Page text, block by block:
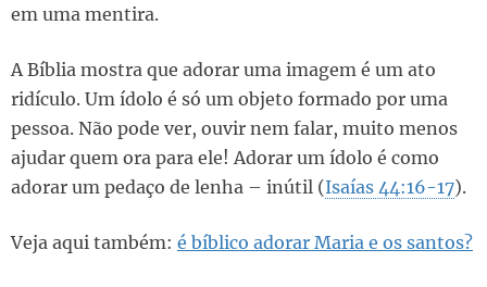
em uma mentira.
A Bíblia mostra que adorar uma imagem é um ato
ridículo. Um ídolo é só um objeto formado por uma
pessoa. Não pode ver, ouvir nem falar, muito menos
ajudar quem ora para ele! Adorar um ídolo é como
adorar um pedaço de lenha – inútil (Isaías 44:16-17).
Veja aqui também: é bíblico adorar Maria e os santos?